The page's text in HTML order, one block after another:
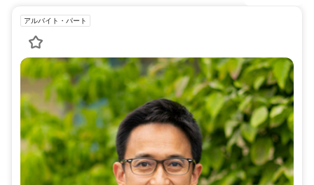
アルバイト・パート